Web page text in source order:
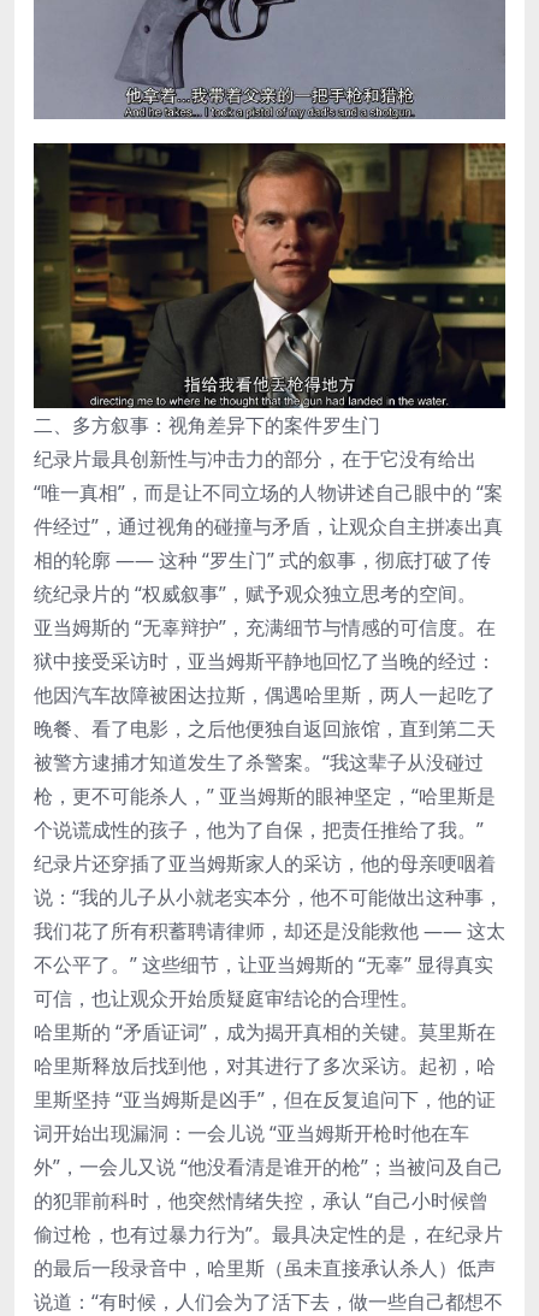
二、多方叙事：视角差异下的案件罗生门
纪录片最具创新性与冲击力的部分，在于它没有给出
“唯一真相”，而是让不同立场的人物讲述自己眼中的 “案
件经过”，通过视角的碰撞与矛盾，让观众自主拼凑出真
相的轮廓 —— 这种 “罗生门” 式的叙事，彻底打破了传
统纪录片的 “权威叙事”，赋予观众独立思考的空间。
亚当姆斯的 “无辜辩护”，充满细节与情感的可信度。在
狱中接受采访时，亚当姆斯平静地回忆了当晚的经过：
他因汽车故障被困达拉斯，偶遇哈里斯，两人一起吃了
晚餐、看了电影，之后他便独自返回旅馆，直到第二天
被警方逮捕才知道发生了杀警案。“我这辈子从没碰过
枪，更不可能杀人，” 亚当姆斯的眼神坚定，“哈里斯是
个说谎成性的孩子，他为了自保，把责任推给了我。”
纪录片还穿插了亚当姆斯家人的采访，他的母亲哽咽着
说：“我的儿子从小就老实本分，他不可能做出这种事，
我们花了所有积蓄聘请律师，却还是没能救他 —— 这太
不公平了。” 这些细节，让亚当姆斯的 “无辜” 显得真实
可信，也让观众开始质疑庭审结论的合理性。
哈里斯的 “矛盾证词”，成为揭开真相的关键。莫里斯在
哈里斯释放后找到他，对其进行了多次采访。起初，哈
里斯坚持 “亚当姆斯是凶手”，但在反复追问下，他的证
词开始出现漏洞：一会儿说 “亚当姆斯开枪时他在车
外”，一会儿又说 “他没看清是谁开的枪”；当被问及自己
的犯罪前科时，他突然情绪失控，承认 “自己小时候曾
偷过枪，也有过暴力行为”。最具决定性的是，在纪录片
的最后一段录音中，哈里斯（虽未直接承认杀人）低声
说道：“有时候，人们会为了活下去，做一些自己都想不